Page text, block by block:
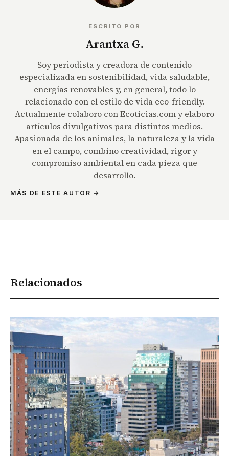
ESCRITO POR
Arantxa G.
Soy periodista y creadora de contenido
especializada en sostenibilidad, vida saludable,
energías renovables y, en general, todo lo
relacionado con el estilo de vida eco-friendly.
Actualmente colaboro con Ecoticias.com y elaboro
artículos divulgativos para distintos medios.
Apasionada de los animales, la naturaleza y la vida
en el campo, combino creatividad, rigor y
compromiso ambiental en cada pieza que
desarrollo.
MÁS DE ESTE AUTOR →
Relacionados